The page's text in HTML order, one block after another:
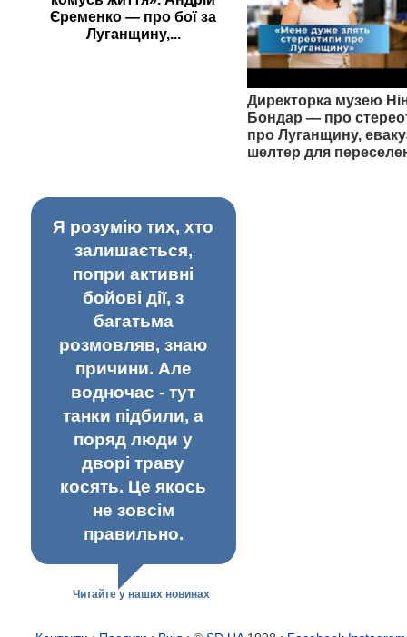
Єременко — про бої за
Луганщину,...
Директорка музею
Бондар — про
про Луганщину,
шелтер для
Я розумію тих, хто
залишається,
попри активні
бойові дії, з
багатьма
розмовляв, знаю
причини. Але
водночас - тут
танки підбили, а
поряд люди у
дворі траву
косять. Це якось
не зовсім
правильно.
Читайте у наших новинах